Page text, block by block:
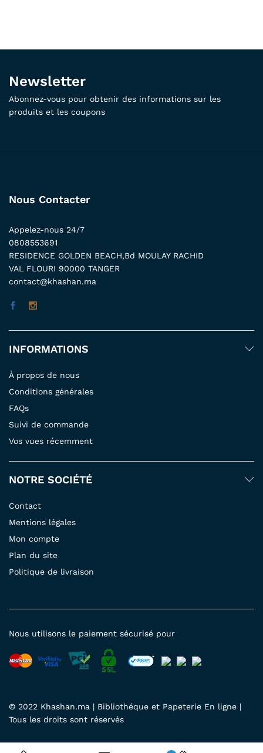
Newsletter
Abonnez-vous pour obtenir des informations sur les
produits et les coupons
Nous Contacter
Appelez-nous 24/7
0808553691
RESIDENCE GOLDEN BEACH,Bd MOULAY RACHID
VAL FLOURI 90000 TANGER
contact@khashan.ma
INFORMATIONS
À propos de nous
Conditions générales
FAQs
Suivi de commande
Vos vues récemment
NOTRE SOCIÉTÉ
Contact
Mentions légales
Mon compte
Plan du site
Politique de livraison
© 2022 Khashan.ma | Bibliothéque et Papeterie En ligne |
Tous les droits sont réservés
Nous utilisons le paiement sécurisé pour